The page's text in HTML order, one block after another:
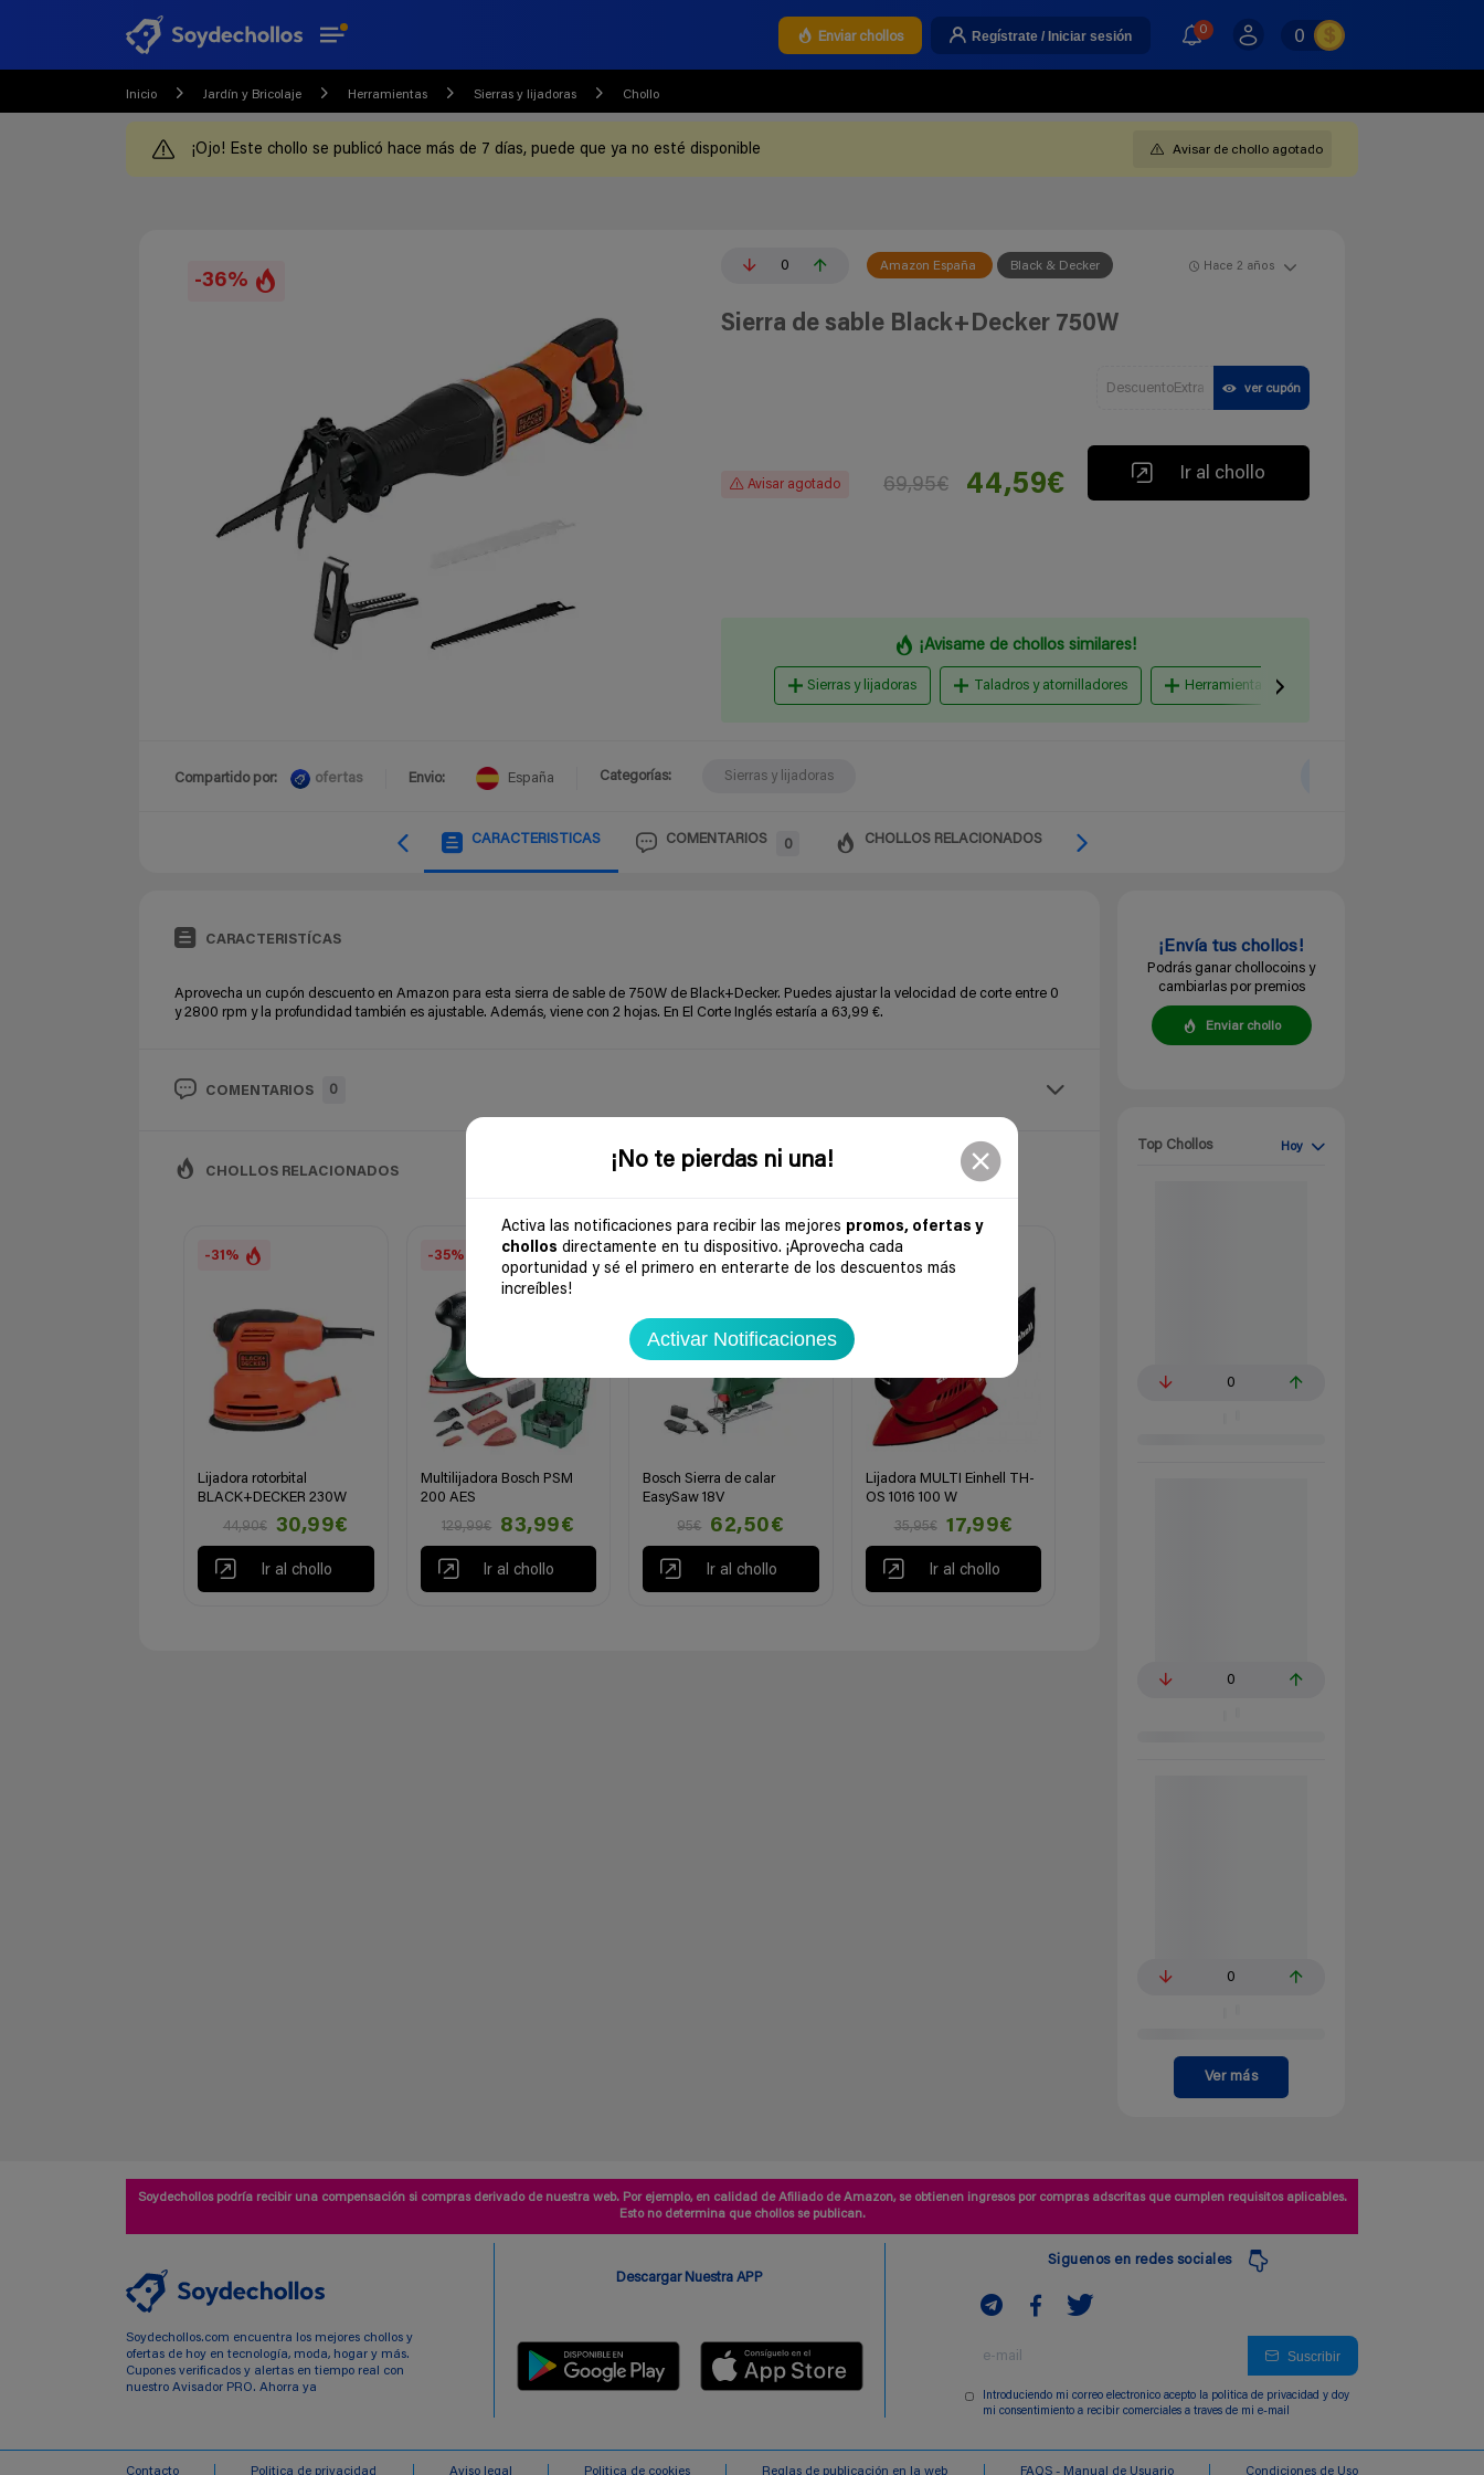
¡No te pierdas ni una!
Activa las notificaciones para recibir las mejores promos, ofertas y
chollos directamente en tu dispositivo. ¡Aprovecha cada
oportunidad y sé el primero en enterarte de los descuentos más
increíbles!
Activar Notificaciones
Enviar chollos Regístrate / Iniciar sesión 0 0
Inicio Jardín y Bricolaje Herramientas Sierras y lijadoras Chollo
¡Ojo! Este chollo se publicó hace más de 7 días, puede que ya no esté disponible Avisar de chollo agotado
-36%
0 Amazon España Black & Decker Hace 2 años
Sierra de sable Black+Decker 750W
DescuentoExtra ver cupón
Avisar agotado 69,95€ 44,59€ Ir al chollo
¡Avisame de chollos similares!
Sierras y lijadoras Taladros y atornilladores Herramientas de mano y ferretería
Compartido por: ofertas Envio: España Categorías: Sierras y lijadoras
CARACTERISTICAS COMENTARIOS 0 CHOLLOS RELACIONADOS
CARACTERISTÍCAS
Aprovecha un cupón descuento en Amazon para esta sierra de sable de 750W de Black+Decker. Puedes ajustar la velocidad de corte entre 0
y 2800 rpm y la profundidad también es ajustable. Además, viene con 2 hojas. En El Corte Inglés estaría a 63,99 €.
COMENTARIOS 0
CHOLLOS RELACIONADOS
-31%
Lijadora rotorbital
BLACK+DECKER 230W
44,90€
30,99€
Ir al chollo
-35%
Multilijadora Bosch PSM
200 AES
129,99€
83,99€
Ir al chollo
-34%
Bosch Sierra de calar
EasySaw 18V
95€
62,50€
Ir al chollo
-50%
Lijadora MULTI Einhell TH-
OS 1016 100 W
35,95€
17,99€
Ir al chollo
¡Envía tus chollos!
Podrás ganar chollocoins y
cambiarlas por premios
Enviar chollo
Top Chollos Hoy
0
0
0
Ver más
Soydechollos podría recibir una compensación si compras derivado de nuestra web. Por ejemplo, en calidad de Afiliado de Amazon, se obtienen ingresos por compras adscritas que cumplen requisitos aplicables.
Esto no determina que chollos se publican.
Soydechollos.com encuentra los mejores chollos y
ofertas de hoy en tecnología, moda, hogar y más.
Cupones verificados y alertas en tiempo real con
nuestro Avisador PRO. Ahorra ya
Descargar Nuestra APP
Siguenos en redes sociales
Suscribir
Introduciendo mi correo electronico acepto la politica de privacidad y doy
mi consentimiento a recibir comerciales a traves de mi e-mail
Contacto Politica de privacidad Aviso legal Politica de cookies Reglas de publicación en la web FAQS - Manual de Usuario Condiciones de Uso